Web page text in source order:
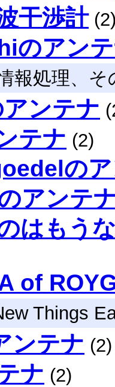
干渉計
のアン
報処理、そ
ンテナ
テナ (2)
の
アンテ
はもう
of
Things
ンテナ (2)
ナ (2)